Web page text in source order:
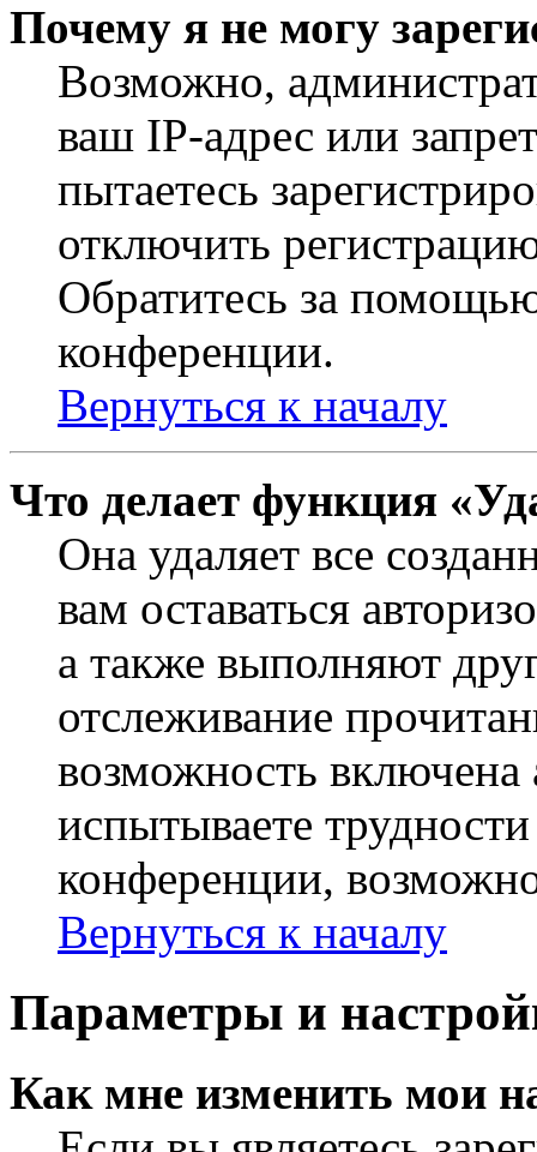
Почему я не могу
Возможно,
ваш IP-адрес или
пытаетесь
отключить
Обратитесь за
конференции.
Вернуться к началу
Что делает функция
Она удаляет все
вам оставаться
а также выполняют
отслеживание
возможность
испытываете
конференции,
Вернуться к началу
Параметры и
Как мне изменить мои